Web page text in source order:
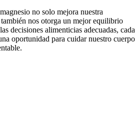
no solo mejora nuestra
nos otorga un mejor equilibrio
decisiones alimenticias adecuadas, cada
oportunidad para cuidar nuestro cuerpo